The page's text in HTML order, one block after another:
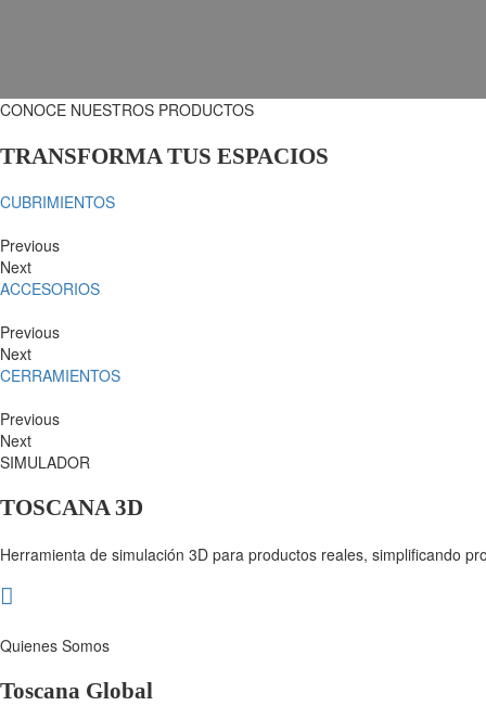
CONOCE NUESTROS PRODUCTOS
TRANSFORMA TUS ESPACIOS
CUBRIMIENTOS
Previous
Next
ACCESORIOS
Previous
Next
CERRAMIENTOS
Previous
Next
SIMULADOR
TOSCANA 3D
Herramienta de simulación 3D para productos reales, simplificando
Quienes Somos
Toscana Global